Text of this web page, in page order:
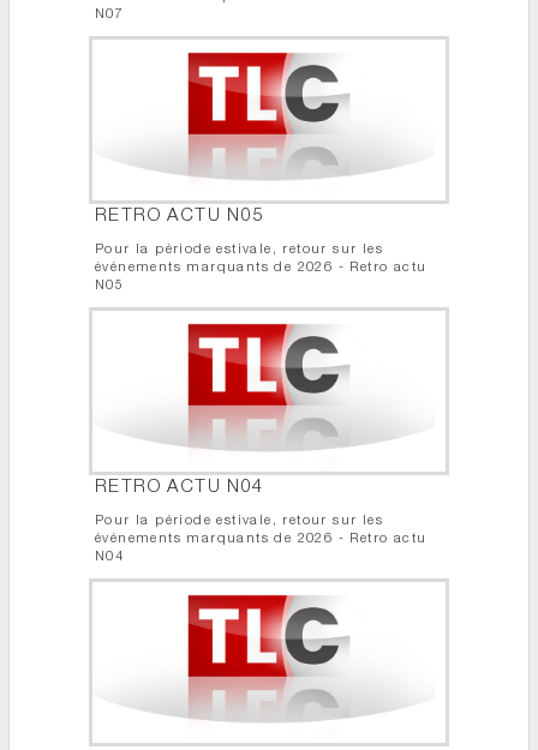
N07
RETRO ACTU N05
Pour la période estivale, retour sur les
événements marquants de 2026 - Retro actu
N05
RETRO ACTU N04
Pour la période estivale, retour sur les
événements marquants de 2026 - Retro actu
N04